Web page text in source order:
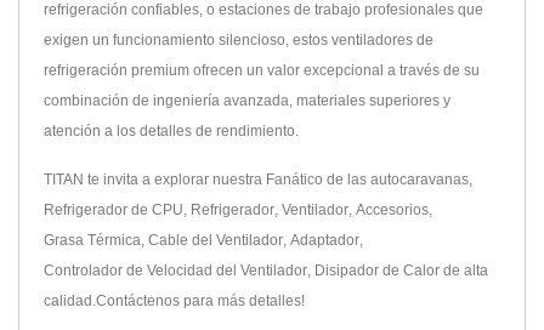
refrigeración confiables, o estaciones de trabajo profesionales que
exigen un funcionamiento silencioso, estos ventiladores de
refrigeración premium ofrecen un valor excepcional a través de su
combinación de ingeniería avanzada, materiales superiores y
atención a los detalles de rendimiento.
TITAN te invita a explorar nuestra Fanático de las autocaravanas
Refrigerador de CPU Refrigerador Ventilador Accesorios
Grasa Térmica Cable del Ventilador Adaptador
Controlador de Velocidad del Ventilador Disipador de Calor de alta
calidad. Contáctenos para más detalles!